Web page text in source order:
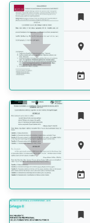








